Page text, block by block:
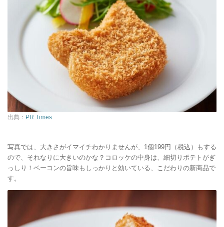
出典： PR Times
写真では、大きさがイマイチわかりませんが、1個199円（税込）もする
ので、それなりに大きいのかな？コロッケの中身は、細切りポテトがぎ
っしり！ベーコンの旨味もしっかりと効いている、こだわりの新商品で
す。